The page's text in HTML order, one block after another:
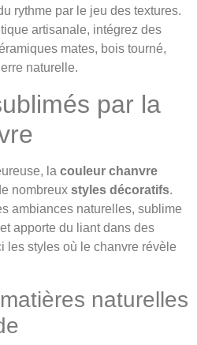
rythme par le jeu des textures.
artisanale, intégrez des
mates, bois tourné,
naturelle.
par la
la couleur chanvre
nombreux styles décoratifs.
ambiances naturelles, sublime
apporte du liant dans des
les styles où le chanvre révèle
naturelles